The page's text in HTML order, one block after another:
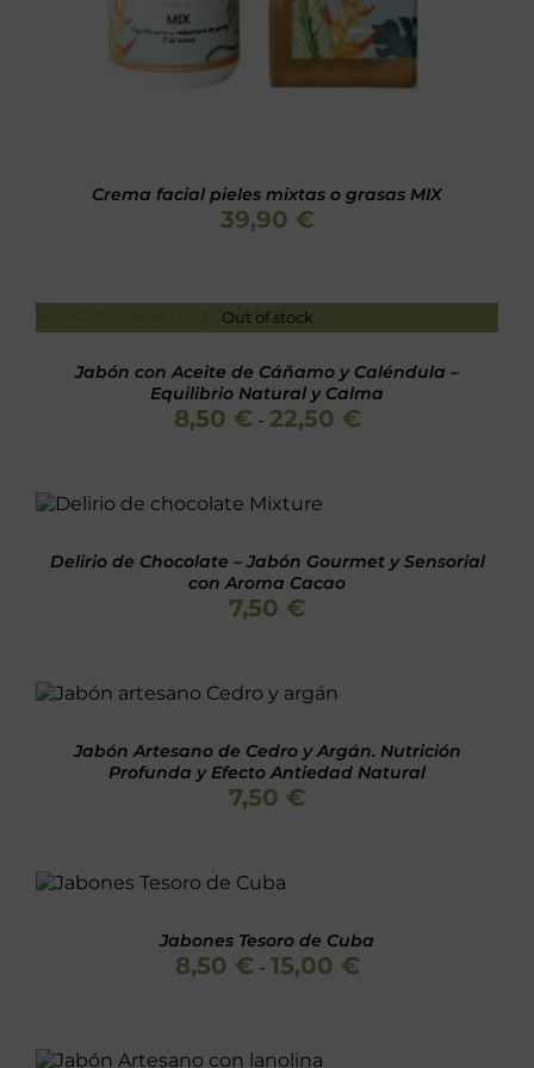
Crema facial pieles mixtas o grasas MIX
39,90 €
Out of stock
DETALLES
Jabón con Aceite de Cáñamo y Caléndula –
Equilibrio Natural y Calma
8,50 € - 22,50 €Rango
22,50 €
Valorado
AÑADIR AL CARRITO
/
Delirio de Chocolate – Jabón Gourmet y Sensorial
con Aroma Cacao
7,50 €
Valorado
AÑADIR AL CARRITO
/
Jabón Artesano de Cedro y Argán. Nutrición
Profunda y Efecto Antiedad Natural
7,50 €
con 5.00de 5
SELECCIONAR
ESTE
TIENE
MÚLTIPLES
SE
Jabones Tesoro de Cuba
8,50 € - 15,00 €Rango
Valorado
AÑADIR AL CARRITO
/